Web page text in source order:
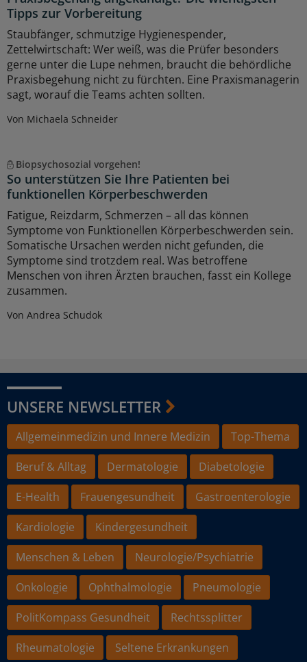
Tipps zur Vorbereitung
Staubfänger, schmutzige Hygienespender,
Zettelwirtschaft: Wer weiß, was die Prüfer besonders
gerne unter die Lupe nehmen, braucht die behördliche
Praxisbegehung nicht zu fürchten. Eine Praxismanagerin
sagt, worauf die Teams achten sollten.
Von Michaela Schneider
Biopsychosozial vorgehen!
So unterstützen Sie Ihre Patienten bei
funktionellen Körperbeschwerden
Fatigue, Reizdarm, Schmerzen – all das können
Symptome von Funktionellen Körperbeschwerden sein.
Somatische Ursachen werden nicht gefunden, die
Symptome sind trotzdem real. Was betroffene
Menschen von ihren Ärzten brauchen, fasst ein Kollege
zusammen.
Von Andrea Schudok
UNSERE NEWSLETTER
Allgemeinmedizin und Innere Medizin
Top-Thema
Beruf & Alltag
Dermatologie
Diabetologie
E-Health
Frauengesundheit
Gastroenterologie
Kardiologie
Kindergesundheit
Menschen & Leben
Neurologie/Psychiatrie
Onkologie
Ophthalmologie
Pneumologie
PolitKompass Gesundheit
Rechtssplitter
Rheumatologie
Seltene Erkrankungen